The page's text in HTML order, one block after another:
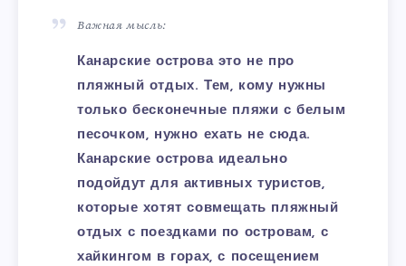
Важная мысль:
Канарские острова это не про
пляжный отдых. Тем, кому нужны
только бесконечные пляжи с белым
песочком, нужно ехать не сюда.
Канарские острова идеально
подойдут для активных туристов,
которые хотят совмещать пляжный
отдых с поездками по островам, с
хайкингом в горах, с посещением